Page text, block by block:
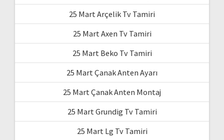
25 Mart Arçelik Tv Tamiri
25 Mart Axen Tv Tamiri
25 Mart Beko Tv Tamiri
25 Mart Çanak Anten Ayarı
25 Mart Çanak Anten Montaj
25 Mart Grundig Tv Tamiri
25 Mart Lg Tv Tamiri